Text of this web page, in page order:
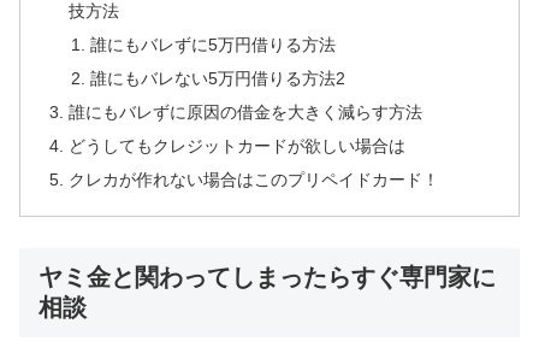
技方法
誰にもバレずに5万円借りる方法
誰にもバレない5万円借りる方法2
誰にもバレずに原因の借金を大きく減らす方法
どうしてもクレジットカードが欲しい場合は
クレカが作れない場合はこのプリペイドカード！
ヤミ金と関わってしまったらすぐ専門家に
相談